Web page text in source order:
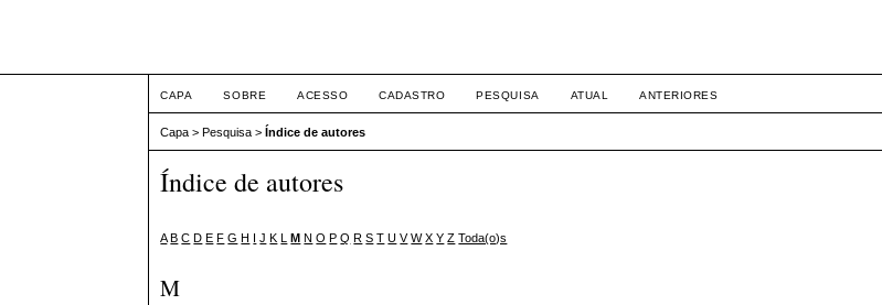
CAPA SOBRE ACESSO CADASTRO PESQUISA ATUAL ANTERIORES
Capa >Pesquisa >Índice de autores
Índice de autores
A B C D E F G H I J K L M N O P Q R S T U V W X Y Z Toda(o)s
M